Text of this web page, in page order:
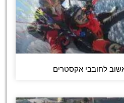
לחובבי אקסטרים